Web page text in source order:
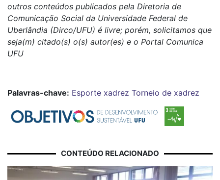
outros conteúdos publicados pela Diretoria de
Comunicação Social da Universidade Federal de
Uberlândia (Dirco/UFU) é livre; porém, solicitamos que
seja(m) citado(s) o(s) autor(es) e o Portal Comunica
UFU
Palavras-chave: Esporte xadrez Torneio de xadrez
CONTEÚDO RELACIONADO